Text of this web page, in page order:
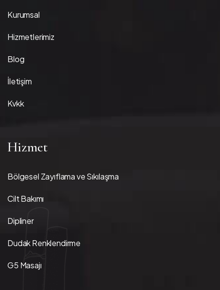
Kurumsal
Hizmetlerimiz
Blog
İletişim
Kvkk
Hizmet
Bölgesel Zayıflama ve Sıkılaşma
Cilt Bakımı
Dipliner
Dudak Renklendirme
G5 Masajı